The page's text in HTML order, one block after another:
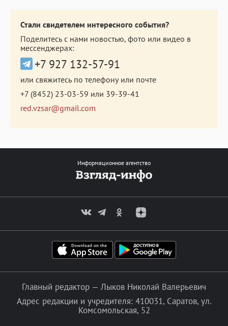
Стали свидетелем интересного события?
Поделитесь с нами новостью, фото или видео в
мессенджерах:
+7 927 132-57-91
или свяжитесь по телефону или почте
+7 (8452) 23-03-59 или 39-39-41
red.vzsar@gmail.com
Информационное агентство
Главный редактор — Лыков Николай Валерьевич
Адрес редакции и учредителя: 410031, Саратов, ул.
Комсомольская, 52